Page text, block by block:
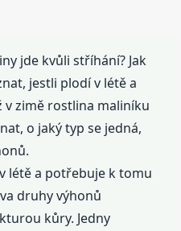
jde kvůli stříhání? Jak
jestli plodí v létě a
v zimě rostlina maliníku
o jaký typ se jedná,
létě a potřebuje k tomu
druhy výhonů
kůry. Jedny